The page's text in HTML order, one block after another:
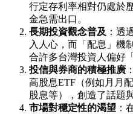
行定存利率相對仍處於
金急需出口。
長期投資觀念普及 ：透
入人心，而「配息」機
合許多台灣投資人偏好
投信與券商的積極推廣
高股息ETF（例如月月
股息等），創造了話題
市場對穩定性的渴望 ：